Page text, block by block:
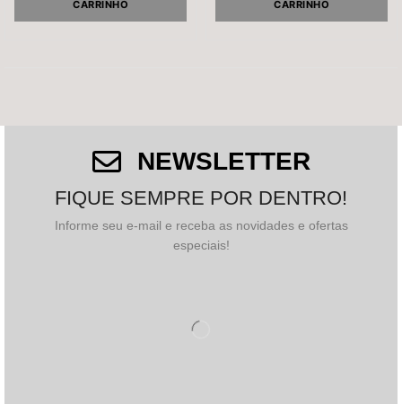
CARRINHO
CARRINHO
NEWSLETTER
FIQUE SEMPRE POR DENTRO!
Informe seu e-mail e receba as novidades e ofertas
especiais!